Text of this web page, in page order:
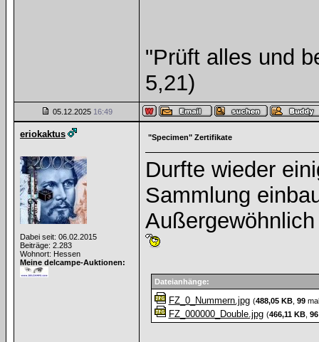
"Prüft alles und
5,21)
05.12.2025 16:49
eriokaktus
Dabei seit: 06.02.2015
Beiträge: 2.283
Wohnort: Hessen
Meine delcampe-Auktionen:
"Specimen" Zertifikate
Durfte wieder
Sammlung
Dateianhänge:
FZ_0_Nummern.jpg (488,05 KB, 99
FZ_000000_Double.jpg (466,11 KB, 96